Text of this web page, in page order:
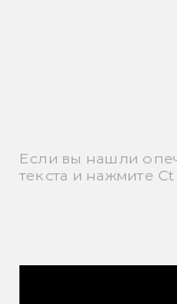
Если вы нашли
текста и нажмите